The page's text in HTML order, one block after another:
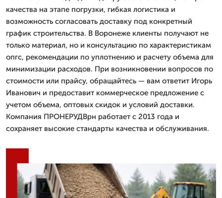
качества на этапе погрузки, гибкая логистика и
возможность согласовать доставку под конкретный
график строительства. В Воронеже клиенты получают не
только материал, но и консультацию по характеристикам
опгс, рекомендации по уплотнению и расчету объема для
минимизации расходов. При возникновении вопросов по
стоимости или прайсу, обращайтесь — вам ответит Игорь
Иванович и предоставит коммерческое предложение с
учетом объема, оптовых скидок и условий доставки.
Компания ПРОНЕРУДВрн работает с 2013 года и
сохраняет высокие стандарты качества и обслуживания.